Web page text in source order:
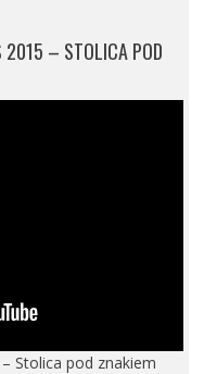
2015 – STOLICA POD
Stolica pod znakiem